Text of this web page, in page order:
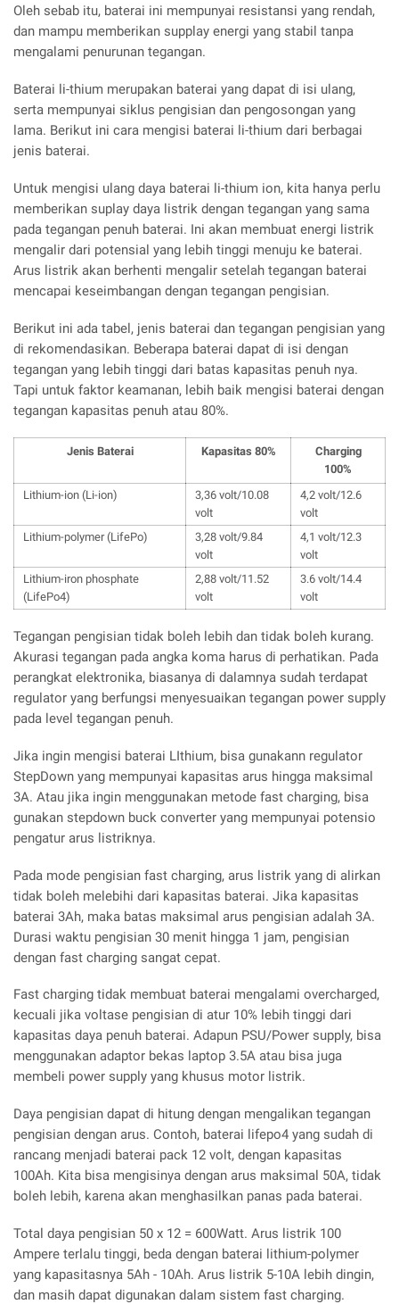
Oleh sebab itu, baterai ini mempunyai resistansi yang rendah,
dan mampu memberikan supplay energi yang stabil tanpa
mengalami penurunan tegangan.
Baterai li-thium merupakan baterai yang dapat di isi ulang,
serta mempunyai siklus pengisian dan pengosongan yang
lama. Berikut ini cara mengisi baterai li-thium dari berbagai
jenis baterai.
Untuk mengisi ulang daya baterai li-thium ion, kita hanya perlu
memberikan suplay daya listrik dengan tegangan yang sama
pada tegangan penuh baterai. Ini akan membuat energi listrik
mengalir dari potensial yang lebih tinggi menuju ke baterai.
Arus listrik akan berhenti mengalir setelah tegangan baterai
mencapai keseimbangan dengan tegangan pengisian.
Berikut ini ada tabel, jenis baterai dan tegangan pengisian yang
di rekomendasikan. Beberapa baterai dapat di isi dengan
tegangan yang lebih tinggi dari batas kapasitas penuh nya.
Tapi untuk faktor keamanan, lebih baik mengisi baterai dengan
tegangan kapasitas penuh atau 80%.
Jenis Baterai Kapasitas 80%
Charging
100%
Lithium-ion (Li-ion)
3,36 volt/10.08
volt
4,2 volt/12.6
volt
Lithium-polymer (LifePo)
3,28 volt/9.84
volt
4,1 volt/12.3
volt
Lithium-iron phosphate
(LifePo4)
2,88 volt/11.52
volt
3.6 volt/14.4
volt
Tegangan pengisian tidak boleh lebih dan tidak boleh kurang.
Akurasi tegangan pada angka koma harus di perhatikan. Pada
perangkat elektronika, biasanya di dalamnya sudah terdapat
regulator yang berfungsi menyesuaikan tegangan power supply
pada level tegangan penuh.
Jika ingin mengisi baterai LIthium, bisa gunakann regulator
StepDown yang mempunyai kapasitas arus hingga maksimal
3A. Atau jika ingin menggunakan metode fast charging, bisa
gunakan stepdown buck converter yang mempunyai potensio
pengatur arus listriknya.
Pada mode pengisian fast charging, arus listrik yang di alirkan
tidak boleh melebihi dari kapasitas baterai. Jika kapasitas
baterai 3Ah, maka batas maksimal arus pengisian adalah 3A.
Durasi waktu pengisian 30 menit hingga 1 jam, pengisian
dengan fast charging sangat cepat.
Fast charging tidak membuat baterai mengalami overcharged,
kecuali jika voltase pengisian di atur 10% lebih tinggi dari
kapasitas daya penuh baterai. Adapun PSU/Power supply, bisa
menggunakan adaptor bekas laptop 3.5A atau bisa juga
membeli power supply yang khusus motor listrik.
Daya pengisian dapat di hitung dengan mengalikan tegangan
pengisian dengan arus. Contoh, baterai lifepo4 yang sudah di
rancang menjadi baterai pack 12 volt, dengan kapasitas
100Ah. Kita bisa mengisinya dengan arus maksimal 50A, tidak
boleh lebih, karena akan menghasilkan panas pada baterai.
Total daya pengisian 50 x 12 = 600Watt. Arus listrik 100
Ampere terlalu tinggi, beda dengan baterai lithium-polymer
yang kapasitasnya 5Ah - 10Ah. Arus listrik 5-10A lebih dingin,
dan masih dapat digunakan dalam sistem fast charging.